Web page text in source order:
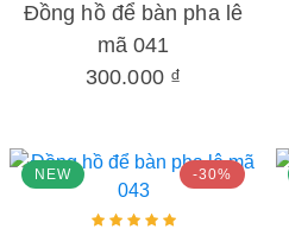
Đồng hồ để bàn pha lê
mã 041
300.000 ₫
NEW -30%